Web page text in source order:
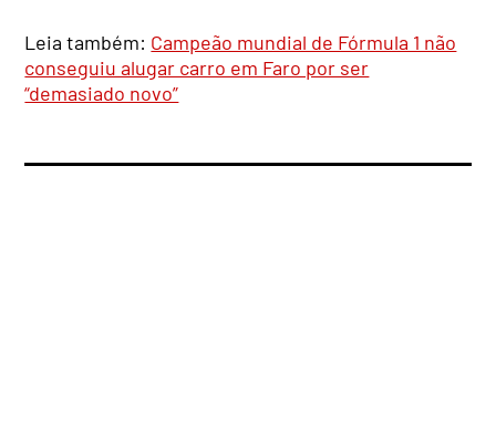
Leia também: Campeão mundial de Fórmula 1 não
conseguiu alugar carro em Faro por ser
“demasiado novo”